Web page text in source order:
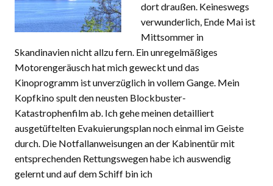
dort draußen. Keineswegs
verwunderlich, Ende Mai ist
Mittsommer in
Skandinavien nicht allzu fern. Ein unregelmäßiges
Motorengeräusch hat mich geweckt und das
Kinoprogramm ist unverzüglich in vollem Gange. Mein
Kopfkino spult den neusten Blockbuster-
Katastrophenfilm ab. Ich gehe meinen detailliert
ausgetüftelten Evakuierungsplan noch einmal im Geiste
durch. Die Notfallanweisungen an der Kabinentür mit
entsprechenden Rettungswegen habe ich auswendig
gelernt und auf dem Schiff bin ich